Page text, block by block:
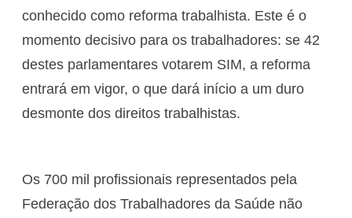
conhecido como reforma trabalhista. Este é o
momento decisivo para os trabalhadores: se 42
destes parlamentares votarem SIM, a reforma
entrará em vigor, o que dará início a um duro
desmonte dos direitos trabalhistas.
Os 700 mil profissionais representados pela
Federação dos Trabalhadores da Saúde não